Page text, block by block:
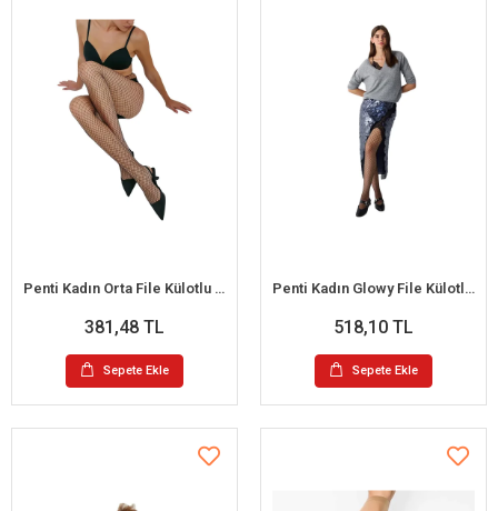
Penti Kadın Orta File Külotlu Çorap
381,48 TL
Sepete Ekle
Penti Kadın Glowy File Külotlu Çorap
518,10 TL
Sepete Ekle